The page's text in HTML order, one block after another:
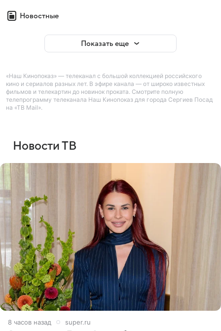
Новостные
Показать еще
«Наш Кинопоказ» — телеканал с большой коллекцией российского
кино и сериалов разных лет. В эфире канала — от широко известных
фильмов и телекартин до новинок проката. Смотрите полную
телепрограмму телеканала Наш Кинопоказ для города Сергиев Посад
на «ТВ Mail».
Новости ТВ
8 часов назад super.ru